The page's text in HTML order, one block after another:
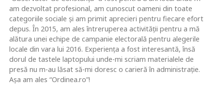
am dezvoltat profesional, am cunoscut oameni din toate
categoriile sociale și am primit aprecieri pentru fiecare efort
depus. În 2015, am ales întreruperea activității pentru a mă
alătura unei echipe de campanie electorală pentru alegerile
locale din vara lui 2016. Experiența a fost interesantă, însă
dorul de tastele laptopului unde-mi scriam materialele de
presă nu m-au lăsat să-mi doresc o carieră în administrație.
Așa am ales “Ordinea.ro”!